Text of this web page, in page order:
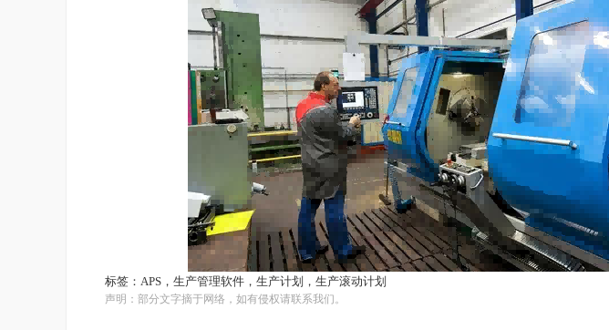
标签： APS，生产管理软件，生产计划，生产滚动计划
声明：部分文字摘于网络，如有侵权请联系我们。